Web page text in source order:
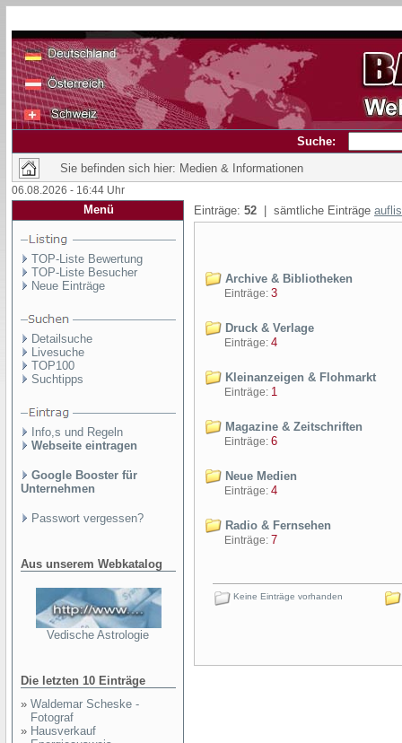
Suche:
Sie befinden sich hier: Medien & Informationen
06.08.2026 - 16:44 Uhr
Menü
TOP-Liste Bewertung
TOP-Liste Besucher
Neue Einträge
Detailsuche
Livesuche
TOP100
Suchtipps
Info,s und Regeln
Webseite eintragen
Google Booster für
Unternehmen
Passwort vergessen?
Aus unserem Webkatalog
Vedische Astrologie
Die letzten 10 Einträge
» Waldemar Scheske -
Fotograf
» Hausverkauf
Einträge: 52 | sämtliche Einträge
Archive & Bibliotheken
Einträge: 3
Druck & Verlage
Einträge: 4
Kleinanzeigen & Flohmarkt
Einträge: 1
Magazine & Zeitschriften
Einträge: 6
Neue Medien
Einträge: 4
Radio & Fernsehen
Einträge: 7
Keine Einträge vorhanden